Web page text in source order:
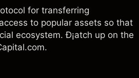
for transferring
to popular assets so that
ecosystem. Ð¡atch up on the